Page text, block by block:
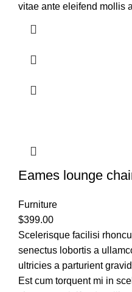
vitae ante eleifend mollis
Eames lounge
Furniture
$399.00
Scelerisque facilisi
senectus lobortis a
ultricies a parturient
Est cum torquent mi in